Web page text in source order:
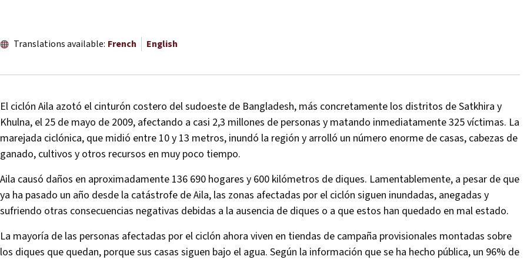
Translations available: French English
El ciclón Aila azotó el cinturón costero del sudoeste de Bangladesh, más concretamente los distritos de Satkhira y
Khulna, el 25 de mayo de 2009, afectando a casi 2,3 millones de personas y matando inmediatamente 325 víctimas. La
marejada ciclónica, que midió entre 10 y 13 metros, inundó la región y arrolló un número enorme de casas, cabezas de
ganado, cultivos y otros recursos en muy poco tiempo.
Aila causó daños en aproximadamente 136 690 hogares y 600 kilómetros de diques. Lamentablemente, a pesar de que
ya ha pasado un año desde la catástrofe de Aila, las zonas afectadas por el ciclón siguen inundadas, anegadas y
sufriendo otras consecuencias negativas debidas a la ausencia de diques o a que estos han quedado en mal estado.
La mayoría de las personas afectadas por el ciclón ahora viven en tiendas de campaña provisionales montadas sobre
los diques que quedan, porque sus casas siguen bajo el agua. Según la información que se ha hecho pública, un 96% de